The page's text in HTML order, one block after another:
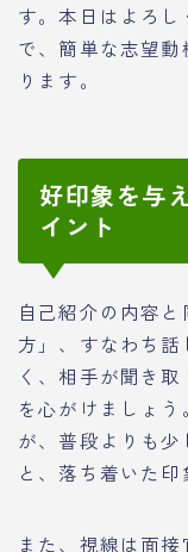
す。本日はよろ
で、簡単な志望動
ります。
好印象を与
イント
自己紹介の内容
方」、すなわち
く、相手が聞き
を心がけましょ
が、普段よりも
と、落ち着いた印
また、視線は面